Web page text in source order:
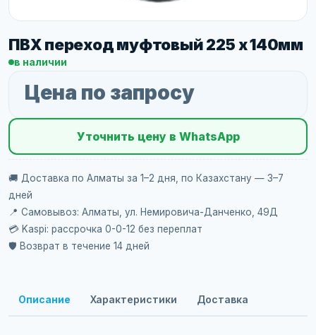
ПВХ переход муфтовый 225 х 140мм
в наличии
Цена по запросу
Уточнить цену в WhatsApp
🚚 Доставка по Алматы за 1–2 дня, по Казахстану — 3–7
дней
📍 Самовывоз: Алматы, ул. Немировича-Данченко, 49Д
💳 Kaspi: рассрочка 0-0-12 без переплат
🛡️ Возврат в течение 14 дней
Описание Характеристики Доставка